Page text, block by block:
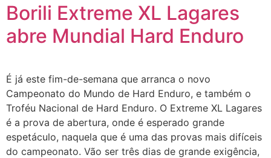
Borili Extreme XL Lagares
abre Mundial Hard Enduro
É já este fim-de-semana que arranca o novo
Campeonato do Mundo de Hard Enduro, e também o
Troféu Nacional de Hard Enduro. O Extreme XL Lagares
é a prova de abertura, onde é esperado grande
espetáculo, naquela que é uma das provas mais difíceis
do campeonato. Vão ser três dias de grande exigência,